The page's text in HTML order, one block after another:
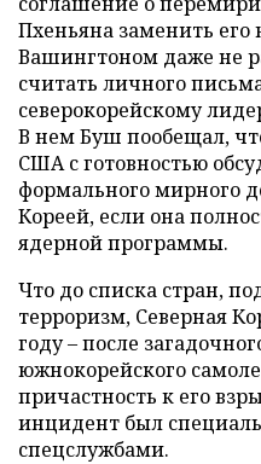
Пхеньяна заменить его
Вашингтоном даже не
считать личного
северокорейскому
В нем Буш пообещал,
США с готовностью
формального мирного
Кореей, если она
ядерной программы.
Что до списка стран,
терроризм, Северная
году – после
южнокорейского
причастность к его
инцидент был
спецслужбами.